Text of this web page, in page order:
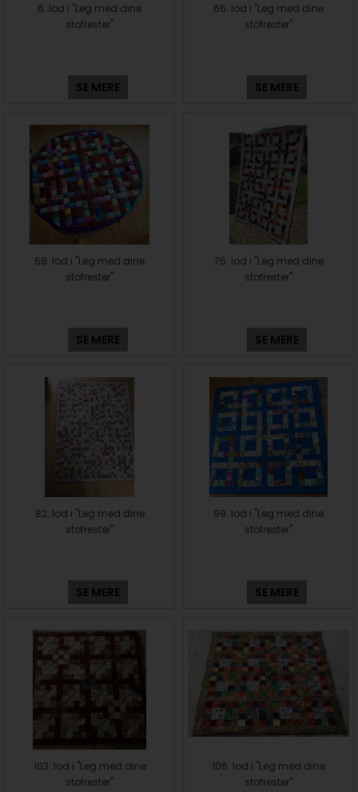
6. lod i "Leg med dine
stofrester"
SE MERE
66. lod i "Leg med dine
stofrester"
SE MERE
68. lod i "Leg med dine
stofrester"
SE MERE
75. lod i "Leg med dine
stofrester"
SE MERE
82. lod i "Leg med dine
stofrester"
SE MERE
99. lod i "Leg med dine
stofrester"
SE MERE
103. lod i "Leg med dine
stofrester"
106. lod i "Leg med dine
stofrester"